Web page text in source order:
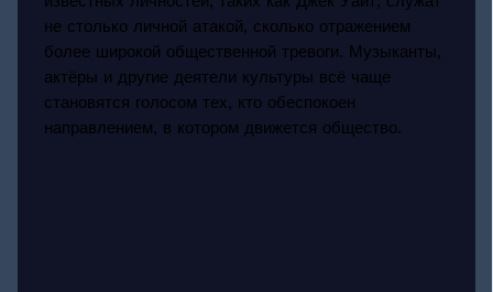
не столько личной атакой, сколько отражением
более широкой общественной тревоги. Музыканты,
актёры и другие деятели культуры всё чаще
становятся голосом тех, кто обеспокоен
направлением, в котором движется общество.